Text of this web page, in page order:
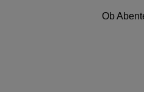
Ob